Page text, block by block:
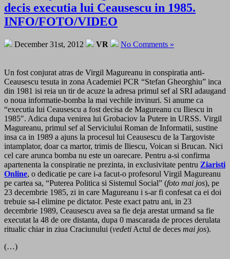
decis executia lui Ceausescu in 1985.
INFO/FOTO/VIDEO
December 31st, 2012 VR No Comments »
Un fost conjurat atras de Virgil Magureanu in conspiratia anti-
Ceausescu tesuta in zona Academiei PCR “Stefan Gheorghiu” inca
din 1981 isi reia un tir de acuze la adresa primul sef al SRI adaugand
o noua informatie-bomba la mai vechile invinuri. Si anume ca
“executia lui Ceausescu a fost decisa de Magureanu cu Iliescu in
1985″. Adica dupa venirea lui Grobaciov la Putere in URSS. Virgil
Magureanu, primul sef al Serviciului Roman de Informatii, sustine
insa ca in 1989 a ajuns la procesul lui Ceausescu de la Targoviste
intamplator, doar ca martor, trimis de Iliescu, Voican si Brucan. Nici
cel care arunca bomba nu este un oarecare. Pentru a-si confirma
apartenenta la conspiratie ne prezinta, in exclusivitate pentru Ziaristi
Online, o dedicatie pe care i-a facut-o profesorul Virgil Magureanu
pe cartea sa, “Puterea Politica si Sistemul Social” (foto mai jos), pe
23 decembrie 1985, zi in care Magureanu i s-ar fi confesat ca ei doi
trebuie sa-l elimine pe dictator. Peste exact patru ani, in 23
decembrie 1989, Ceausescu avea sa fie deja arestat urmand sa fie
executat la 48 de ore distanta, dupa 0 mascarada de proces derulata
ritualic chiar in ziua Craciunului (vedeti Actul de deces mai jos).
(…)